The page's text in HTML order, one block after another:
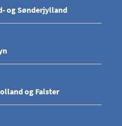
og Sønderjylland
og Falster